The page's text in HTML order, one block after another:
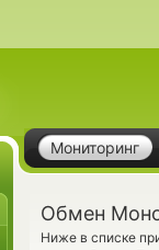
Мониторинг
Обмен
Ниже в списке